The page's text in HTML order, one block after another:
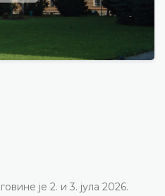
је 2. и 3. јула 2026.